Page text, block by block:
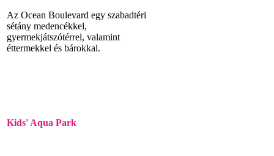
Az Ocean Boulevard egy szabadtéri
sétány medencékkel,
gyermekjátszótérrel, valamint
éttermekkel és bárokkal.
Kids' Aqua Park